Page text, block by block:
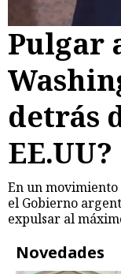
Pulgar
detrás
EE.UU?
En un
el Gobierno
expulsar al
Novedades